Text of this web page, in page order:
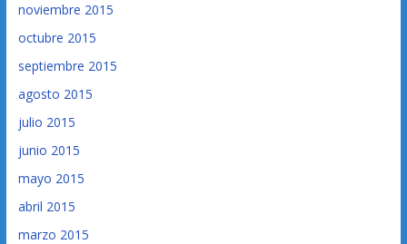
noviembre 2015
octubre 2015
septiembre 2015
agosto 2015
julio 2015
junio 2015
mayo 2015
abril 2015
marzo 2015